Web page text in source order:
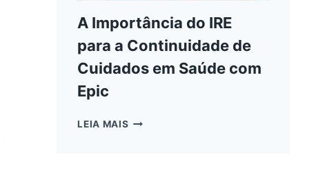
A Importância do IRE
para a Continuidade de
Cuidados em Saúde com
Epic
LEIA MAIS A